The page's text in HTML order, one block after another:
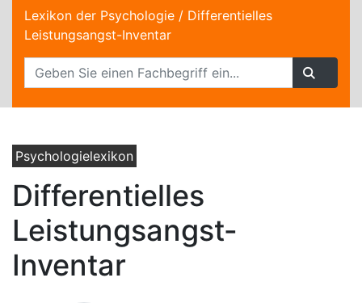
Lexikon der Psychologie / Differentielles
Leistungsangst-Inventar
Psychologielexikon
Differentielles
Leistungsangst-
Inventar